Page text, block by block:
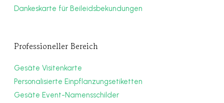
Dankeskarte für Beileidsbekundungen
Professioneller Bereich
Gesäte Visitenkarte
Personalisierte Einpflanzungsetiketten
Gesäte Event-Namensschilder